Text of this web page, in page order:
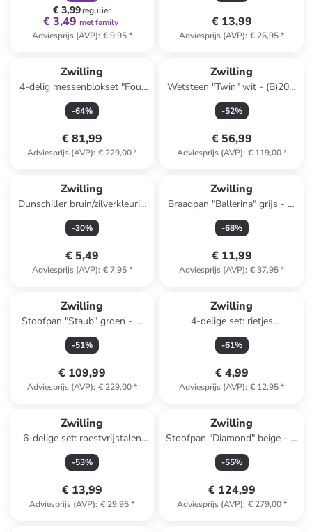
€ 3,99regulier
€ 3,49 met family
Adviesprijs (AVP): € 9,95*
€ 13,99
Adviesprijs (AVP): € 26,95*
Zwilling
4-delig messenblokset "Four
Star" beige/zwart
-64%
€ 81,99
Adviesprijs (AVP): € 229,00*
Zwilling
Wetsteen "Twin" wit - (B)20 x
(H)4,2 x (D)8,5 cm
-52%
€ 56,99
Adviesprijs (AVP): € 119,00*
Zwilling
Dunschiller bruin/zilverkleurig
- (L)5,5 cm
-30%
€ 5,49
Adviesprijs (AVP): € 7,95*
Zwilling
Braadpan "Ballerina" grijs - Ø
20 cm
-68%
€ 11,99
Adviesprijs (AVP): € 37,95*
Zwilling
Stoofpan "Staub" groen - Ø
20 cm
-51%
€ 109,99
Adviesprijs (AVP): € 229,00*
Zwilling
4-delige set: rietjes
meerkleurig - (L)23 cm
-61%
€ 4,99
Adviesprijs (AVP): € 12,95*
Zwilling
6-delige set: roestvrijstalen
latte-machiato-lepels "Dinner"
- (L)21,4 cm
-53%
€ 13,99
Adviesprijs (AVP): € 29,95*
Zwilling
Stoofpan "Diamond" beige - Ø
22 cm
-55%
€ 124,99
Adviesprijs (AVP): € 279,00*